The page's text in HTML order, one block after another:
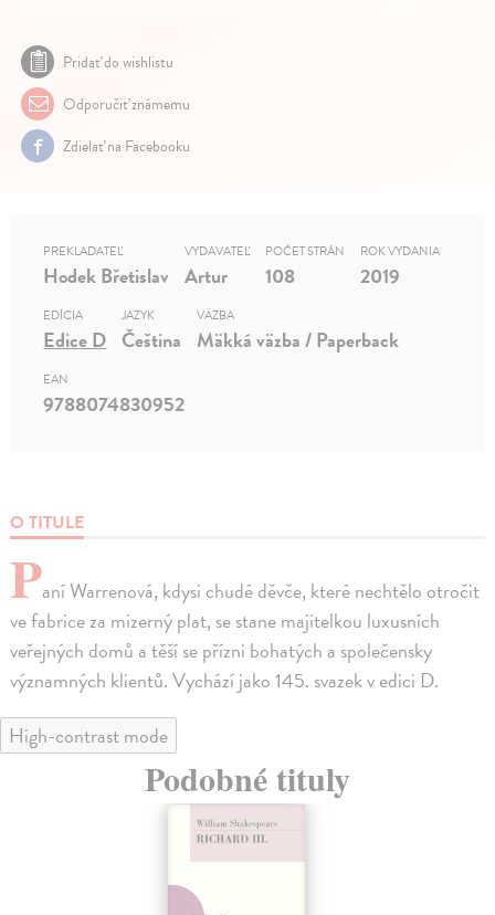
Pridať do wishlistu
Odporučiť známemu
Zdielať na Facebooku
O TITULE
Paní Warrenová, kdysi chudé děvče, které nechtělo otročit
ve fabrice za mizerný plat, se stane majitelkou luxusních
veřejných domů a těší se přízni bohatých a společensky
významných klientů. Vychází jako 145. svazek v edici D.
PREKLADATEĽ
Hodek Břetislav
VYDAVATEĽ
Artur
POČET STRÁN
108
ROK VYDANIA
2019
EDÍCIA
Edice D
JAZYK
Čeština
VÄZBA
Mäkká väzba / Paperback
EAN
9788074830952
High-contrast mode
Podobné tituly